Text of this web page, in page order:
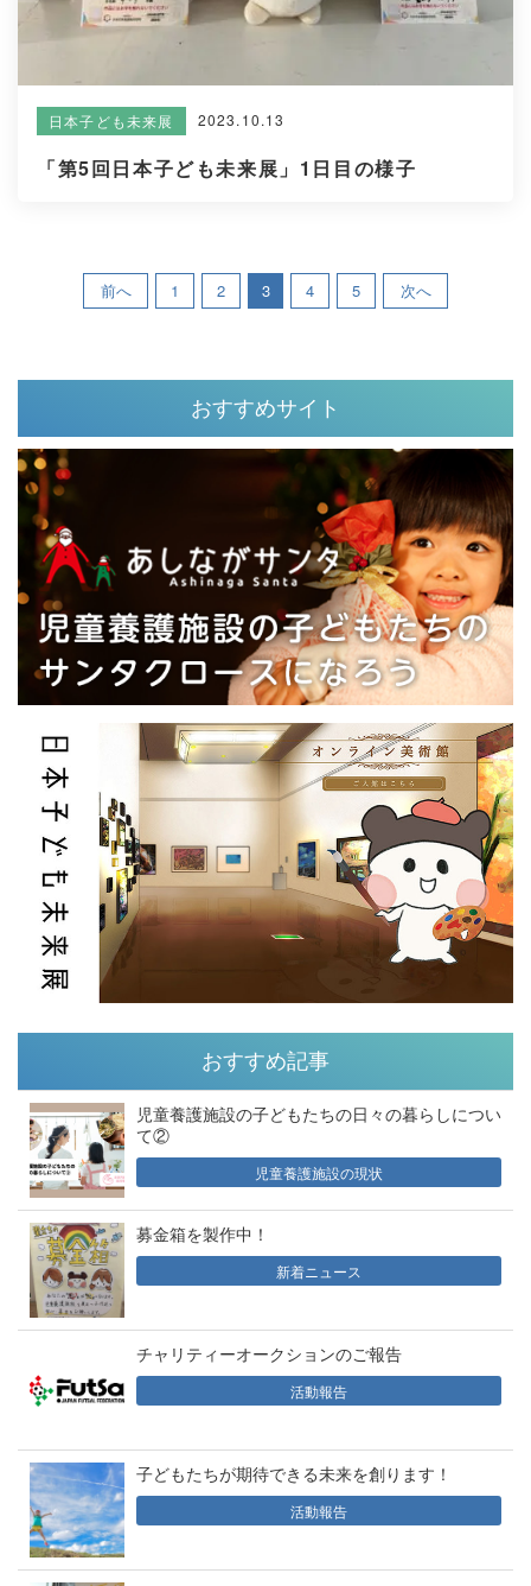
日本子ども未来展 2023.10.13
「第5回日本子ども未来展」1日目の様子
前へ 1 2 3 4 5 次へ
おすすめサイト
おすすめ記事
児童養護施設の子どもたちの日々の暮らしについ
て②
児童養護施設の現状
募金箱を製作中！
新着ニュース
チャリティーオークションのご報告
活動報告
子どもたちが期待できる未来を創ります！
活動報告